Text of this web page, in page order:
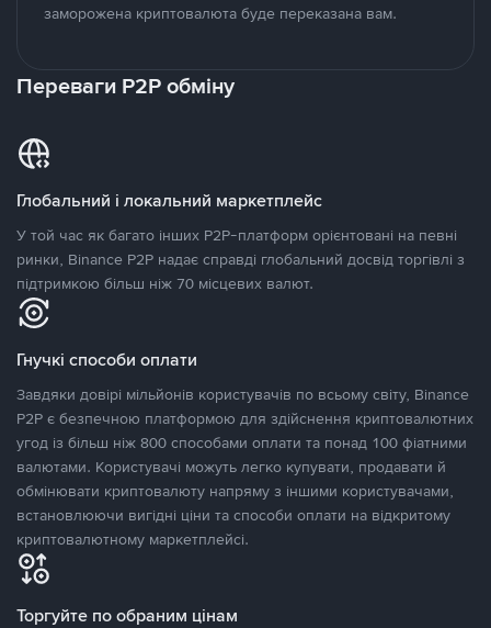
заморожена криптовалюта буде переказана вам.
Переваги P2P обміну
Глобальний і локальний маркетплейс
У той час як багато інших P2P-платформ орієнтовані на певні
ринки, Binance P2P надає справді глобальний досвід торгівлі з
підтримкою більш ніж 70 місцевих валют.
Гнучкі способи оплати
Завдяки довірі мільйонів користувачів по всьому світу, Binance
P2P є безпечною платформою для здійснення криптовалютних
угод із більш ніж 800 способами оплати та понад 100 фіатними
валютами. Користувачі можуть легко купувати, продавати й
обмінювати криптовалюту напряму з іншими користувачами,
встановлюючи вигідні ціни та способи оплати на відкритому
криптовалютному маркетплейсі.
Торгуйте по обраним цінам